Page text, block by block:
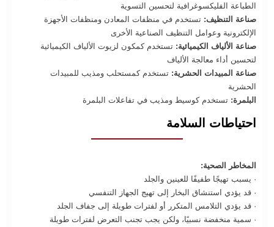
الطباعة الفليكسوغرافية لتحسين التسوية
صناعة التنظيف: تستخدم في منظفات المعادن ومنظفات الأجهزة
الإلكترونية وعوامل التنظيف الصناعية الأخرى
صناعة الألياف الكيميائية: تستخدم كمكون لزيوت الألياف الكيميائية
لتحسين أداء معالجة الألياف
صناعة المبيدات الحشرية: تستخدم كمستحلب ومذيب للمبيدات
الحشرية
البلمرة: تستخدم كوسيط ومذيب في تفاعلات البلمرة
احتياطات السلامة
المخاطر الصحية:
· يسبب تهيجًا طفيفًا للعينين والجلد
· قد يؤدي استنشاق البخار إلى تهيج الجهاز التنفسي
· قد يؤدي التلامس المتكرر أو لفترات طويلة إلى جفاف الجلد
· سمية منخفضة نسبيًا، ولكن يجب تجنب التعرض لفترات طويلة